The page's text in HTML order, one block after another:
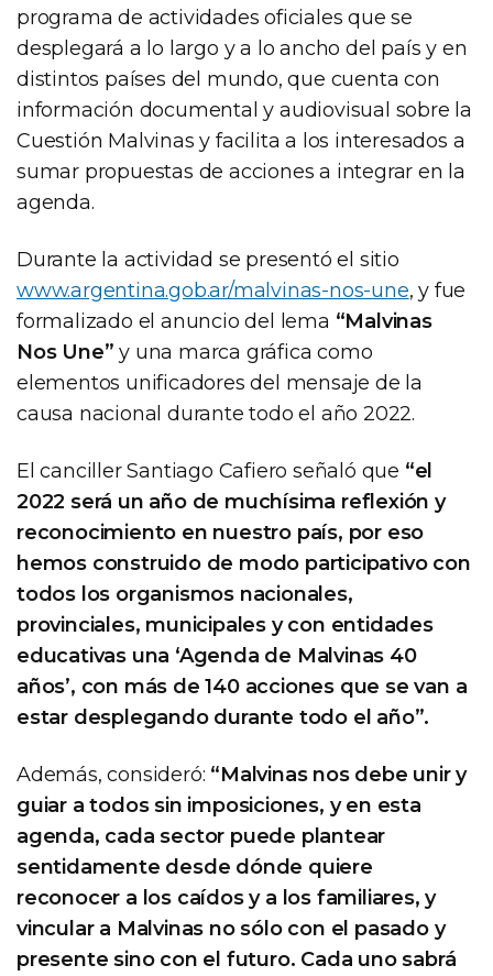
programa de actividades oficiales que se
desplegará a lo largo y a lo ancho del país y en
distintos países del mundo, que cuenta con
información documental y audiovisual sobre la
Cuestión Malvinas y facilita a los interesados a
sumar propuestas de acciones a integrar en la
agenda.
Durante la actividad se presentó el sitio
www.argentina.gob.ar/malvinas-nos-une, y fue
formalizado el anuncio del lema “Malvinas
Nos Une” y una marca gráfica como
elementos unificadores del mensaje de la
causa nacional durante todo el año 2022.
El canciller Santiago Cafiero señaló que “el
2022 será un año de muchísima reflexión y
reconocimiento en nuestro país, por eso
hemos construido de modo participativo con
todos los organismos nacionales,
provinciales, municipales y con entidades
educativas una ‘Agenda de Malvinas 40
años’, con más de 140 acciones que se van a
estar desplegando durante todo el año”.
Además, consideró: “Malvinas nos debe unir y
guiar a todos sin imposiciones, y en esta
agenda, cada sector puede plantear
sentidamente desde dónde quiere
reconocer a los caídos y a los familiares, y
vincular a Malvinas no sólo con el pasado y
presente sino con el futuro. Cada uno sabrá